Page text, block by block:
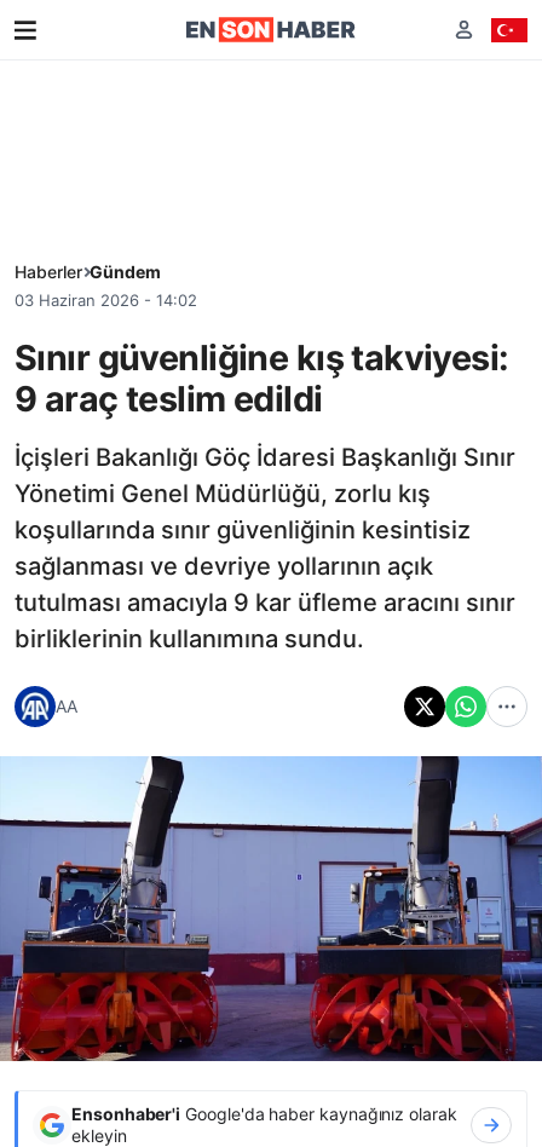
Haberler Gündem
03 Haziran 2026 - 14:02
Sınır güvenliğine kış takviyesi:
9 araç teslim edildi
İçişleri Bakanlığı Göç İdaresi Başkanlığı Sınır
Yönetimi Genel Müdürlüğü, zorlu kış
koşullarında sınır güvenliğinin kesintisiz
sağlanması ve devriye yollarının açık
tutulması amacıyla 9 kar üfleme aracını sınır
birliklerinin kullanımına sundu.
AA
Ensonhaber'i Google'da haber kaynağınız olarak
ekleyin